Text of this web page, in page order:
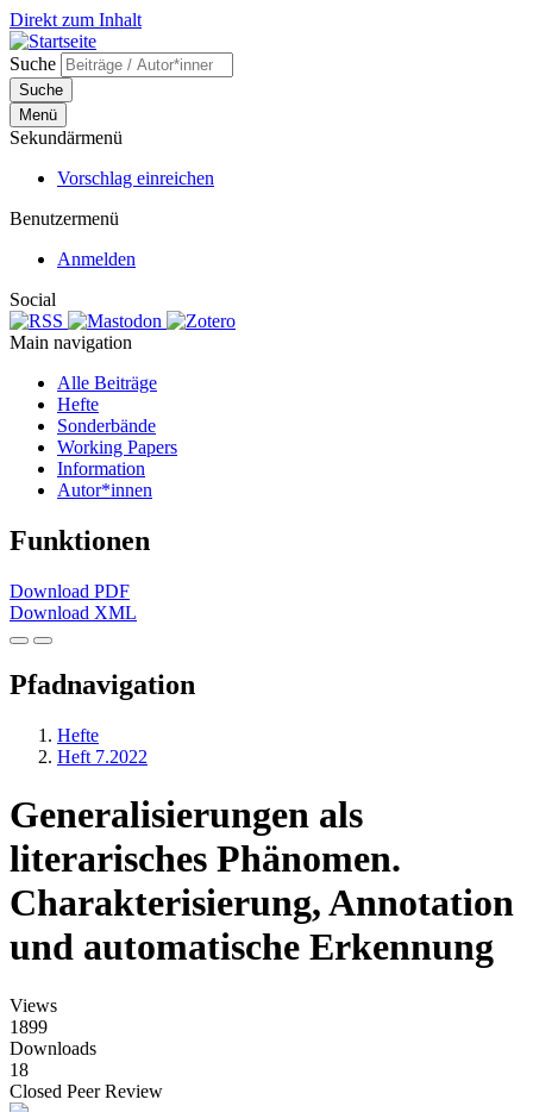
Direkt zum Inhalt
Suche
Suche
Menü
Sekundärmenü
Vorschlag einreichen
Benutzermenü
Anmelden
Social
Main navigation
Alle Beiträge
Hefte
Sonderbände
Working Papers
Information
Autor*innen
Funktionen
Download PDF
Download XML
Pfadnavigation
Hefte
Heft 7.2022
Generalisierungen als
literarisches Phänomen.
Charakterisierung, Annotation
und automatische Erkennung
Views
1899
Downloads
18
Closed Peer Review